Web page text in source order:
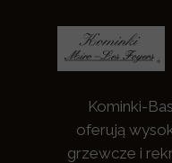
Kominki-
oferują
grzewcze i